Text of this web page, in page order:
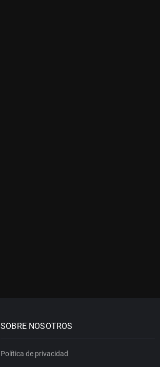
SOBRE NOSOTROS
Política de privacidad